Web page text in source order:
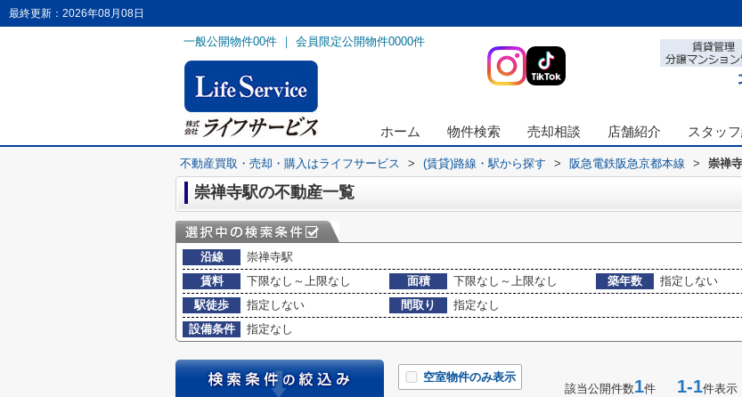
最終更新：2026年08月08日
一般公開物件00件 ｜ 会員限定公開物件0000件
ホーム 物件検索 売却相談 店舗紹介 スタッ
不動産買取・売却・購入はライフサービス > (賃貸)路線・駅から探す > 阪急電鉄阪急京都本線 > 崇禅
崇禅寺駅の不動産一覧
沿線
崇禅寺駅
賃料
下限なし～上限なし 面積 下限なし～上限なし 築年数
指定しない
駅徒歩
指定しない 間取り
指定なし
設備条件
指定なし
空室物件のみ表示
該当公開件数1件 1-1件表示